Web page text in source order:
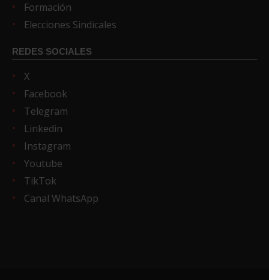
Formación
Elecciones Sindicales
REDES SOCIALES
X
Facebook
Telegram
Linkedin
Instagram
Youtube
TikTok
Canal WhatsApp